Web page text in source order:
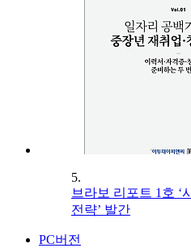
5.
브라보 리포트 1호 ‘
전략’ 발간
PC버전